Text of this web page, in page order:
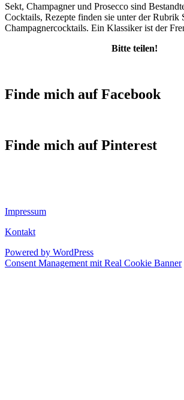
Sekt, Champagner und Prosecco sind
Cocktails, Rezepte finden sie unter der Rubrik
Champagnercocktails. Ein Klassiker ist der
Bitte teilen!
Finde mich auf Facebook
Finde mich auf Pinterest
Impressum
Kontakt
Powered by WordPress
Consent Management mit Real Cookie Banner